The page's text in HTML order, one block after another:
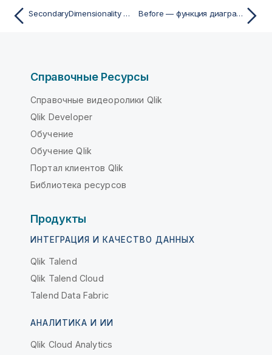
SecondaryDimensionality — функция диаграммы Before — функция диаграммы
Справочные Ресурсы
Справочные видеоролики Qlik
Qlik Developer
Обучение
Обучение Qlik
Портал клиентов Qlik
Библиотека ресурсов
Продукты
ИНТЕГРАЦИЯ И КАЧЕСТВО ДАННЫХ
Qlik Talend
Qlik Talend Cloud
Talend Data Fabric
АНАЛИТИКА И ИИ
Qlik Cloud Analytics